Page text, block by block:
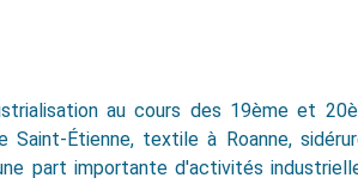
au cours des 19ème et
Saint-Étienne, textile à Roanne,
part importante d'activités